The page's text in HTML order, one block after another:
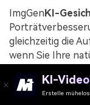
ImgGenKI-
gleichzeitig die
wenn Sie Ihre
entfernen, Licht
KI-
Erstelle